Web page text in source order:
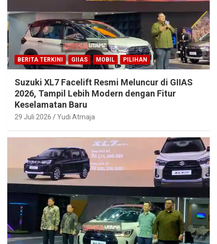
BERITA TERKINI GIIAS MOBIL PILIHAN
Suzuki XL7 Facelift Resmi Meluncur di GIIAS
2026, Tampil Lebih Modern dengan Fitur
Keselamatan Baru
29 Juli 2026 Yudi Atmaja